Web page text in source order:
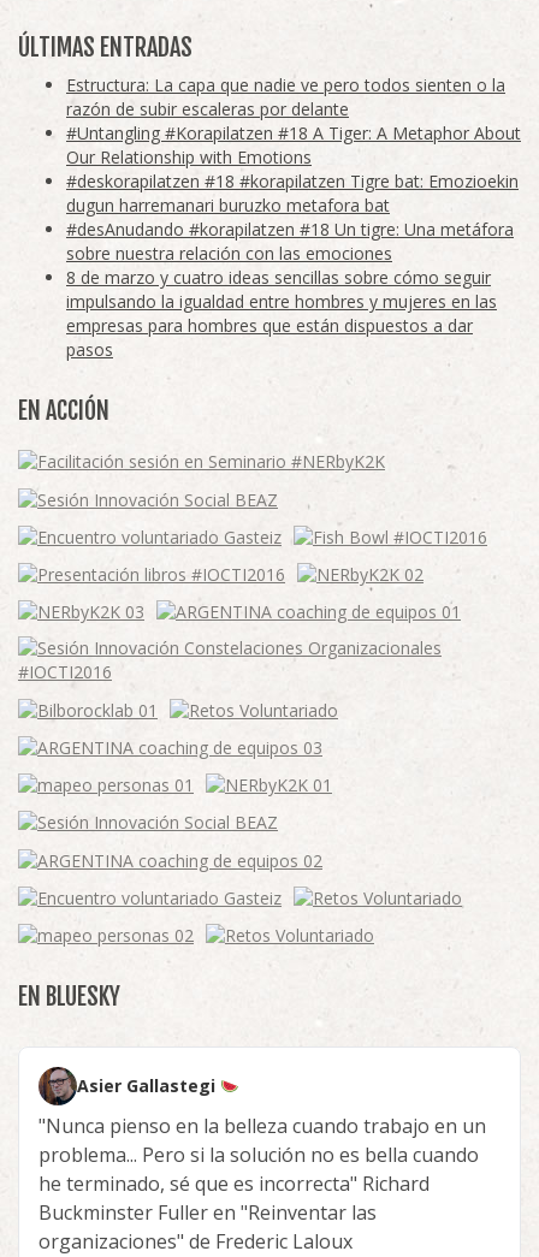
ÚLTIMAS ENTRADAS
Estructura: La capa que nadie ve pero todos sienten o la
razón de subir escaleras por delante
#Untangling #Korapilatzen #18 A Tiger: A Metaphor About
Our Relationship with Emotions
#deskorapilatzen #18 #korapilatzen Tigre bat: Emozioekin
dugun harremanari buruzko metafora bat
#desAnudando #korapilatzen #18 Un tigre: Una metáfora
sobre nuestra relación con las emociones
8 de marzo y cuatro ideas sencillas sobre cómo seguir
impulsando la igualdad entre hombres y mujeres en las
empresas para hombres que están dispuestos a dar
pasos
EN ACCIÓN
EN BLUESKY
Asier Gallastegi
"Nunca pienso en la belleza cuando trabajo en un
problema... Pero si la solución no es bella cuando
he terminado, sé que es incorrecta" Richard
Buckminster Fuller en "Reinventar las
organizaciones" de Frederic Laloux